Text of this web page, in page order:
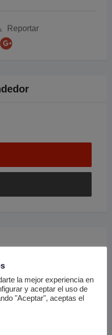
Reportar
la mejor experiencia en
y aceptar el uso de
"Aceptar", aceptas el